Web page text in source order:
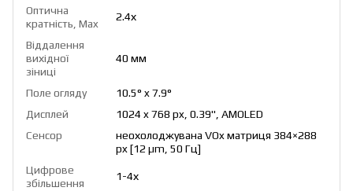
Оптична
кратність, Max
2.4х
Віддалення
вихідної
зіниці
40 мм
Поле огляду
10.5° x 7.9°
Дисплей
1024 x 768 px, 0.39", AMOLED
Сенсор
неохолоджувана VOx матриця 384×288
px [12 µm, 50 Гц]
Цифрове
збільшення
1-4х